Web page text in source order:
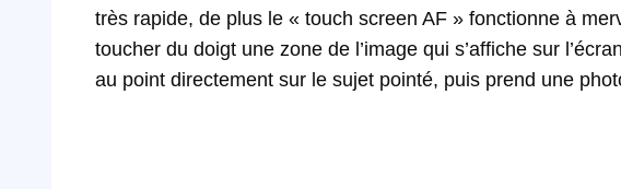
très rapide, de plus le « touch screen AF » fonctionne à
toucher du doigt une zone de l’image qui s’affiche sur
au point directement sur le sujet pointé, puis prend une